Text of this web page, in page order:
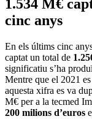
1.534 M€
cinc anys
En els últims cinc
captat un total de
significatiu s’ha
Mentre que el 2021
aquesta xifra es va
M€ per a la tecmed
200 milions d’euros